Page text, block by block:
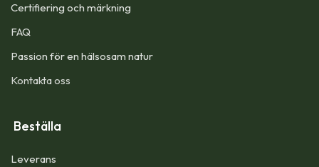
Certifiering och märkning
FAQ
Passion för en hälsosam natur
Kontakta oss
Beställa
Leverans